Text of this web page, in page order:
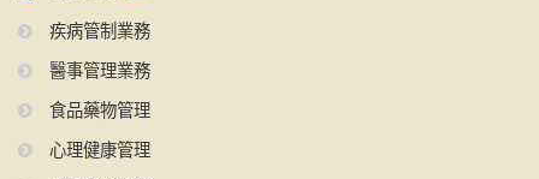
疾病管制業務
醫事管理業務
食品藥物管理
心理健康管理